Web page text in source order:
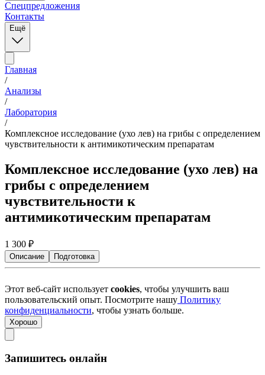
Спецпредложения
Контакты
Ещё
Главная
/
Анализы
/
Лаборатория
/
Комплексное исследование (ухо лев) на грибы с определением
чувcтвительности к антимикотическим препаратам
Комплексное исследование (ухо лев) на
грибы с определением
чувcтвительности к
антимикотическим препаратам
1 300 ₽
Описание Подготовка
Этот веб-сайт использует cookies, чтобы улучшить ваш
пользовательский опыт. Посмотрите нашу Политику
конфиденциальности, чтобы узнать больше.
Хорошо
Запишитесь онлайн